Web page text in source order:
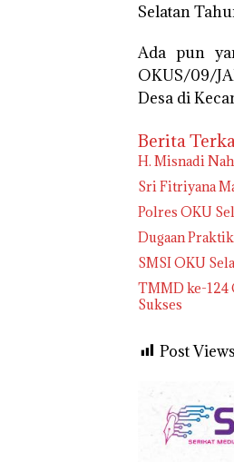
Selatan
Ada pun
OKUS/09/
Desa di
Berita
H. Misnadi
Sri Fitriyana
Polres OKU
Dugaan
SMSI OKU
TMMD ke-124
Sukses
Post